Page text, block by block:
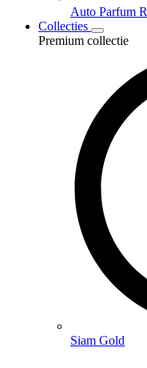
Auto Parfum
Collecties
Premium collectie
Siam Gold